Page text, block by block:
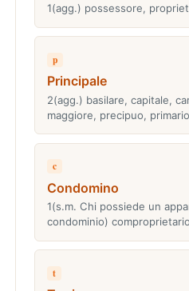
1(agg.) possessore,
p
Principale
2(agg.) basilare, capitale,
maggiore, precipuo,
c
Condomino
1(s.m. Chi possiede un
condominio)
t